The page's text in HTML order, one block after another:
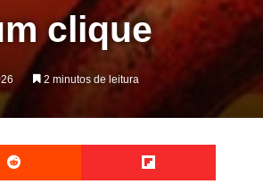
clique
2 minutos de leitura
Reddit Flipboard